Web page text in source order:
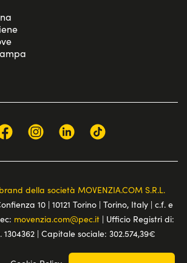
della società MOVENZIA.COM S.R.L.
10 | 10121 Torino | Torino, Italy | c.f. e
movenzia.com@pec.it| Ufficio Registri di:
1304362 | Capitale sociale: 302.574,39€